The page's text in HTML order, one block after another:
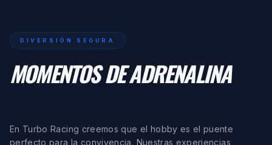
DIVERSIÓN SEGURA
MOMENTOS DE ADRENALINA
En Turbo Racing creemos que el hobby es el puente
perfecto para la convivencia. Nuestras experiencias